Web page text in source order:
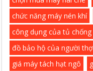
chức năng máy nén khí
công dụng của tủ chống
đồ bảo hộ của người
giá máy tách hạt ngô